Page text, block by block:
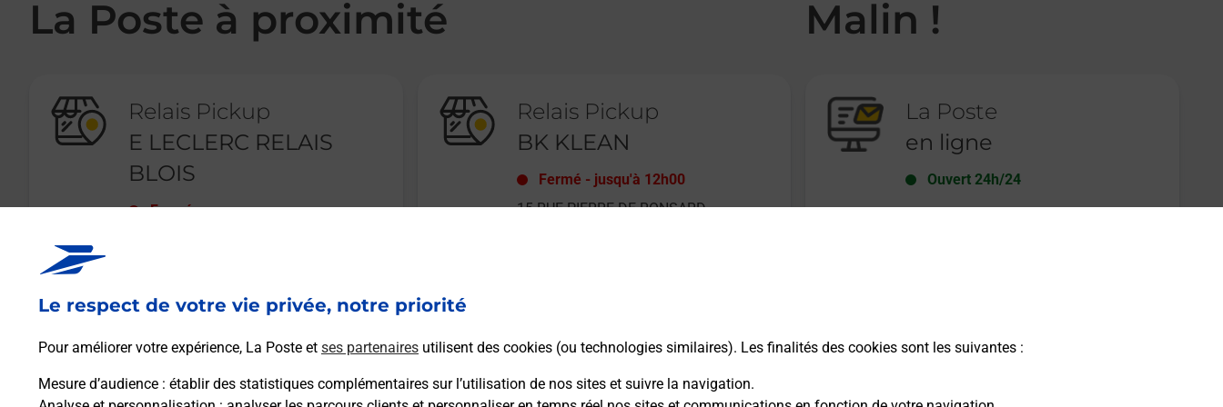
Le respect de votre vie privée, notre priorité
Pour améliorer votre expérience, La Poste et ses partenaires utilisent des cookies (ou technologies similaires). Les finalités des cookies sont les suivantes :
Mesure d’audience : établir des statistiques complémentaires sur l’utilisation de nos sites et suivre la navigation.
La Poste à proximité
Relais Pickup
E LECLERC RELAIS
BLOIS
Fermé
En savoir plus
Relais Pickup
BK KLEAN
Fermé - jusqu'à 12h00
15 RUE PIERRE DE RONSARD
Malin !
La Poste
en ligne
Ouvert 24h/24